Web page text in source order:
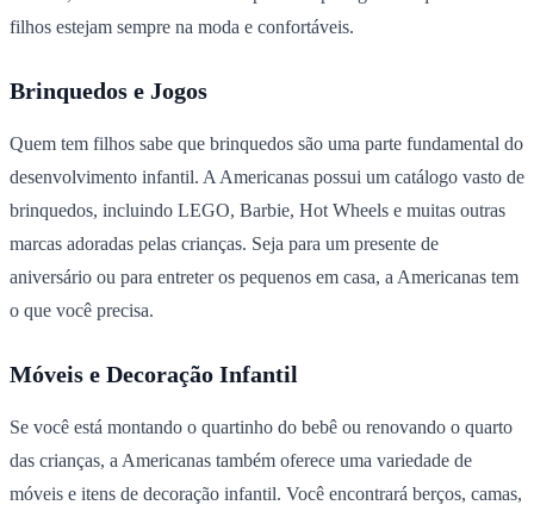
filhos estejam sempre na moda e confortáveis.
Brinquedos e Jogos
Quem tem filhos sabe que brinquedos são uma parte fundamental do
desenvolvimento infantil. A Americanas possui um catálogo vasto de
brinquedos, incluindo LEGO, Barbie, Hot Wheels e muitas outras
marcas adoradas pelas crianças. Seja para um presente de
aniversário ou para entreter os pequenos em casa, a Americanas tem
o que você precisa.
Móveis e Decoração Infantil
Se você está montando o quartinho do bebê ou renovando o quarto
das crianças, a Americanas também oferece uma variedade de
móveis e itens de decoração infantil. Você encontrará berços, camas,